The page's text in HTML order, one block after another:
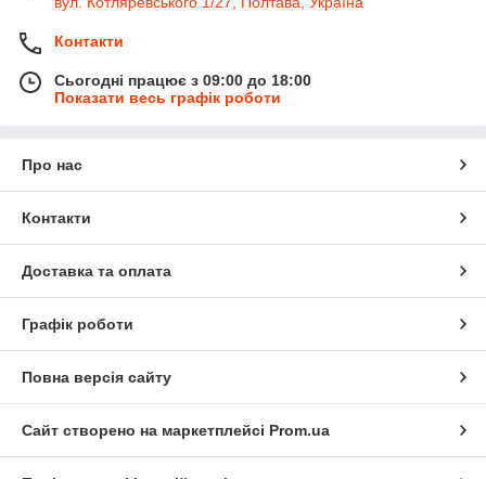
Контакти
Сьогодні працює з 09:00 до 18:00
Показати весь графік роботи
Про нас
Контакти
Доставка та оплата
Графік роботи
Повна версія сайту
Сайт створено на маркетплейсі Prom.ua